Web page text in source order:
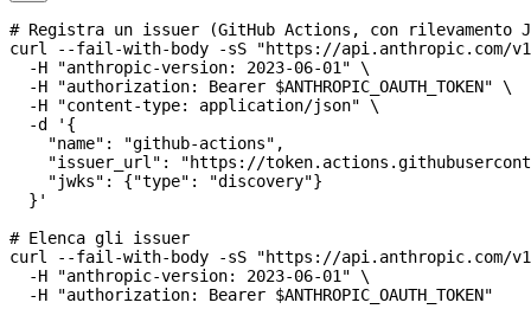
# Registra un issuer (GitHub Actions, con rilevamento
curl
--fail-with-body -sS "https://api.anthropic.com/
  -H
"anthropic-version: 2023-06-01" \
  -H
"authorization: Bearer $ANTHROPIC_OAUTH_TOKEN" \
  -H
"content-type: application/json" \
  -d
'{
    "name": "github-actions",
"issuer_url": "https://
    "jwks": {"type": "discovery"}
  }'
# Elenca gli issuer
curl
--fail-with-body -sS "https://api.anthropic.com/
  -H
"anthropic-version: 2023-06-01" \
  -H
"authorization: Bearer $ANTHROPIC_OAUTH_TOKEN"